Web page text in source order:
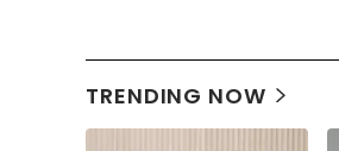
TRENDING NOW